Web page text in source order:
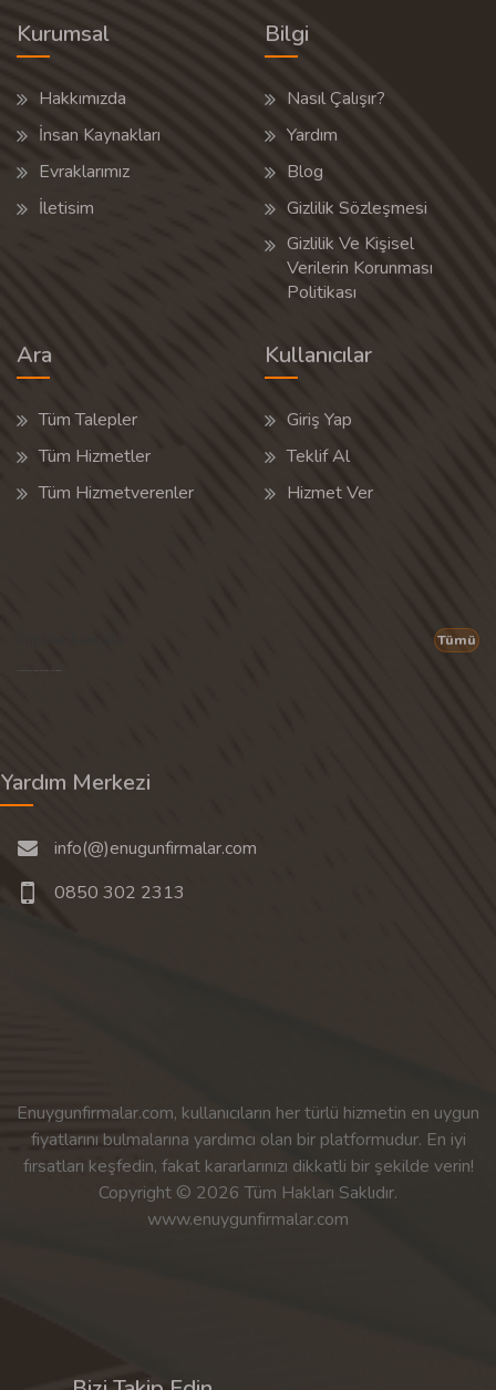
Kurumsal
Hakkımızda
İnsan Kaynakları
Evraklarımız
İletisim
Bilgi
Nasıl Çalışır?
Yardım
Blog
Gizlilik Sözleşmesi
Gizlilik Ve Kişisel
Verilerin Korunması
Politikası
Ara
Tüm Talepler
Tüm Hizmetler
Tüm Hizmetverenler
Kullanıcılar
Giriş Yap
Teklif Al
Hizmet Ver
Tümü
Yardım Merkezi
info(@)enugunfirmalar.com
0850 302 2313
Enuygunfirmalar.com, kullanıcıların her türlü hizmetin en uygun
fiyatlarını bulmalarına yardımcı olan bir platformudur. En iyi
fırsatları keşfedin, fakat kararlarınızı dikkatli bir şekilde verin!
Copyright © 2026 Tüm Hakları Saklıdır.
www.enuygunfirmalar.com